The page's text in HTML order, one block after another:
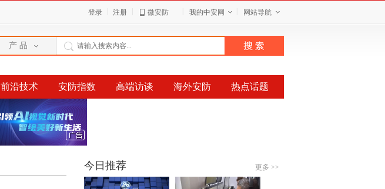
登录 注册 微安防 我的中安网 网站导航
产 品
前沿技术 安防指数 高端访谈 海外安防 热点话题
今日推荐 更多 >>